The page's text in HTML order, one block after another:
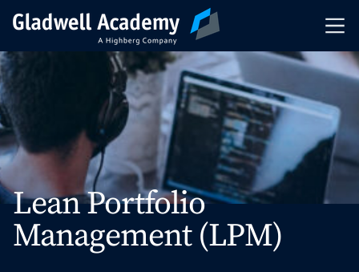
Trainingsaanbod
Kalender
Coaching
Incompany Training
Events & Webinars
Lean Portfolio
Management (LPM)